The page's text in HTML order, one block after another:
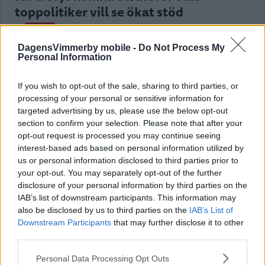
DagensVimmerby mobile - Do Not Process My
Personal Information
If you wish to opt-out of the sale, sharing to third parties, or
processing of your personal or sensitive information for
targeted advertising by us, please use the below opt-out
section to confirm your selection. Please note that after your
opt-out request is processed you may continue seeing
interest-based ads based on personal information utilized by
us or personal information disclosed to third parties prior to
your opt-out. You may separately opt-out of the further
disclosure of your personal information by third parties on the
IAB’s list of downstream participants. This information may
also be disclosed by us to third parties on the IAB’s List of
Downstream Participants that may further disclose it to other
Please note that this website/app uses one or more Google
Personal Data Processing Opt Outs
toppolitiker vill se ökat stöd
Kalmar län förlorar mandat i riksdagen
– lokala politikerna får extra tufft
POLITIK 19 juli 2026 12.00
Malin Sjölander vill ha en tillgänglig
vård i alla steg